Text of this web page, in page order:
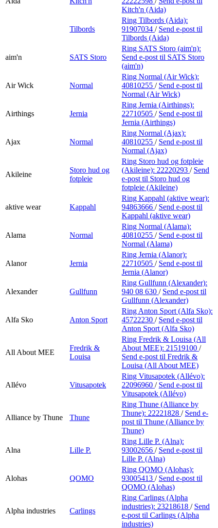
Kitch'n (Aida)
Tilbords
Ring Tilbords (Aida):
91907034 / Send e-post til
Tilbords (Aida)
aim'n SATS Storo
Ring SATS Storo (aim'n):
Send e-post til SATS Storo
(aim'n)
Air Wick Normal
Ring Normal (Air Wick):
40810255 / Send e-post til
Normal (Air Wick)
Airthings Jernia
Ring Jernia (Airthings):
22710505 / Send e-post til
Jernia (Airthings)
Ajax Normal
Ring Normal (Ajax):
40810255 / Send e-post til
Normal (Ajax)
Akileine
Storo hud og
fotpleie
Ring Storo hud og fotpleie
(Akileine): 22220293 / Send
e-post til Storo hud og
fotpleie (Akileine)
aktive wear Kappahl
Ring Kappahl (aktive wear):
94863666 / Send e-post til
Kappahl (aktive wear)
Alama Normal
Ring Normal (Alama):
40810255 / Send e-post til
Normal (Alama)
Alanor Jernia
Ring Jernia (Alanor):
22710505 / Send e-post til
Jernia (Alanor)
Alexander Gullfunn
Ring Gullfunn (Alexander):
940 08 630 / Send e-post til
Gullfunn (Alexander)
Alfa Sko Anton Sport
Ring Anton Sport (Alfa Sko):
45722230 / Send e-post til
Anton Sport (Alfa Sko)
All About MEE
Fredrik &
Louisa
Ring Fredrik & Louisa (All
About MEE): 21519100 /
Send e-post til Fredrik &
Louisa (All About MEE)
Allévo Vitusapotek
Ring Vitusapotek (Allévo):
22096960 / Send e-post til
Vitusapotek (Allévo)
Alliance by Thune Thune
Ring Thune (Alliance by
Thune): 22221828 / Send e-
post til Thune (Alliance by
Thune)
Alna Lille P.
Ring Lille P. (Alna):
93002656 / Send e-post til
Lille P. (Alna)
Alohas QOMO
Ring QOMO (Alohas):
93005413 / Send e-post til
QOMO (Alohas)
Alpha industries Carlings
Ring Carlings (Alpha
industries): 23218618 / Send
e-post til Carlings (Alpha
industries)